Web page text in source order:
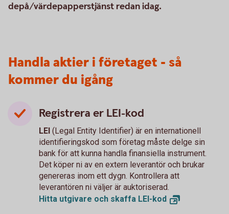
depå/värdepapperstjänst redan idag.
Handla aktier i företaget - så
kommer du igång
Registrera er LEI-kod
LEI (Legal Entity Identifier) är en internationell
identifieringskod som företag måste delge sin
bank för att kunna handla finansiella instrument.
Det köper ni av en extern leverantör och brukar
genereras inom ett dygn. Kontrollera att
leverantören ni väljer är auktoriserad.
Hitta utgivare och skaffa LEI-kod